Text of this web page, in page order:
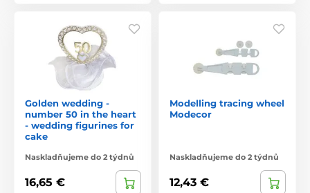
Golden wedding -
number 50 in the heart
- wedding figurines for
cake
Naskladňujeme do 2 týdnů
16,65 €
Modelling tracing wheel
Modecor
Naskladňujeme do 2 týdnů
12,43 €